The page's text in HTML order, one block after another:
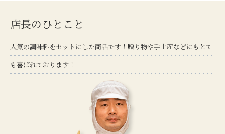
店長のひとこと
人気の調味料をセットにした商品です！贈り物や手土産などにもとて
も喜ばれております！